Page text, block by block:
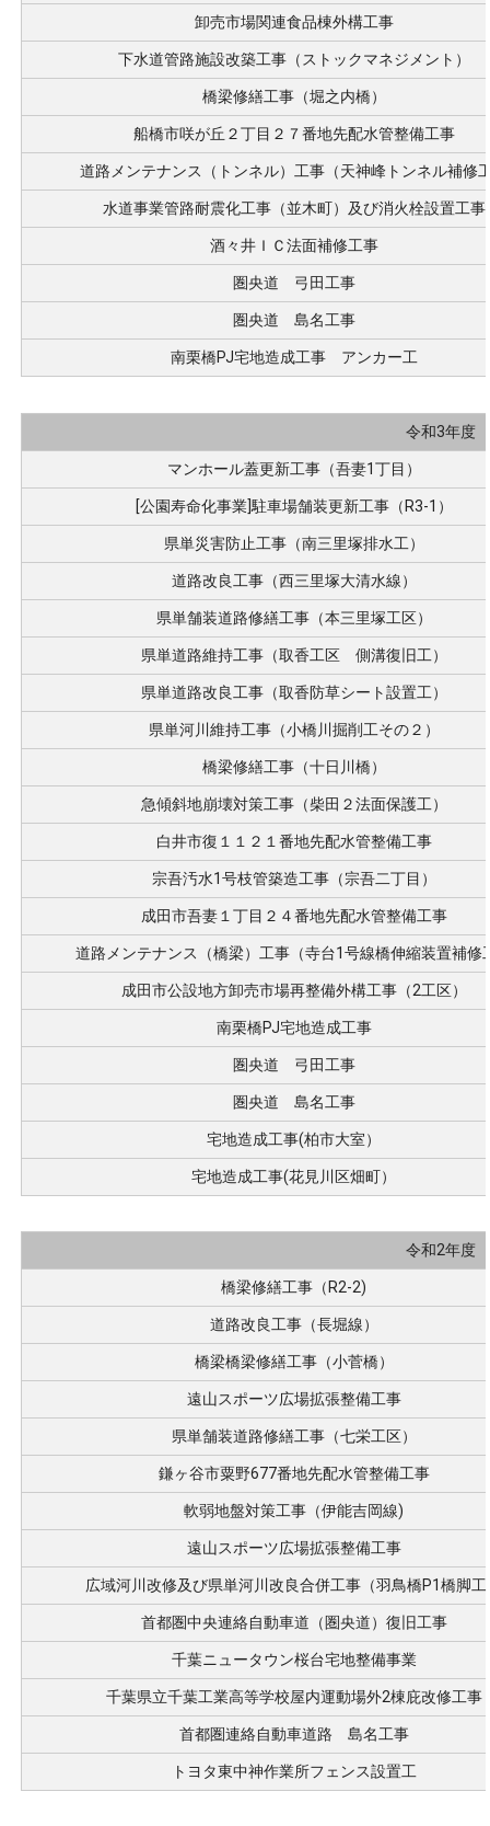
卸売市場関連食品棟外構工事
下水道管路施設改築工事（ストックマネジメント）
橋梁修繕工事（堀之内橋）
船橋市咲が丘２丁目２７番地先配水管整備工事
道路メンテナンス（トンネル）工事（天神峰トンネル補修
水道事業管路耐震化工事（並木町）及び消火栓設置工事
酒々井ＩＣ法面補修工事
圏央道 弓田工事
圏央道 島名工事
南栗橋PJ宅地造成工事 アンカー工
令和3年度
マンホール蓋更新工事（吾妻1丁目）
[公園寿命化事業]駐車場舗装更新工事（R3-1）
県単災害防止工事（南三里塚排水工）
道路改良工事（西三里塚大清水線）
県単舗装道路修繕工事（本三里塚工区）
県単道路維持工事（取香工区 側溝復旧工）
県単道路改良工事（取香防草シート設置工）
県単河川維持工事（小橋川掘削工その２）
橋梁修繕工事（十日川橋）
急傾斜地崩壊対策工事（柴田２法面保護工）
白井市復１１２１番地先配水管整備工事
宗吾汚水1号枝管築造工事（宗吾二丁目）
成田市吾妻１丁目２４番地先配水管整備工事
道路メンテナンス（橋梁）工事（寺台1号線橋伸縮装置補修
成田市公設地方卸売市場再整備外構工事（2工区）
南栗橋PJ宅地造成工事
圏央道 弓田工事
圏央道 島名工事
宅地造成工事(柏市大室）
宅地造成工事(花見川区畑町）
令和2年度
橋梁修繕工事（R2-2)
道路改良工事（長堀線）
橋梁橋梁修繕工事（小菅橋）
遠山スポーツ広場拡張整備工事
県単舗装道路修繕工事（七栄工区）
鎌ヶ谷市粟野677番地先配水管整備工事
軟弱地盤対策工事（伊能吉岡線)
遠山スポーツ広場拡張整備工事
広域河川改修及び県単河川改良合併工事（羽鳥橋P1橋脚
首都圏中央連絡自動車道（圏央道）復旧工事
千葉ニュータウン桜台宅地整備事業
千葉県立千葉工業高等学校屋内運動場外2棟庇改修工事
首都圏連絡自動車道路 島名工事
トヨタ東中神作業所フェンス設置工